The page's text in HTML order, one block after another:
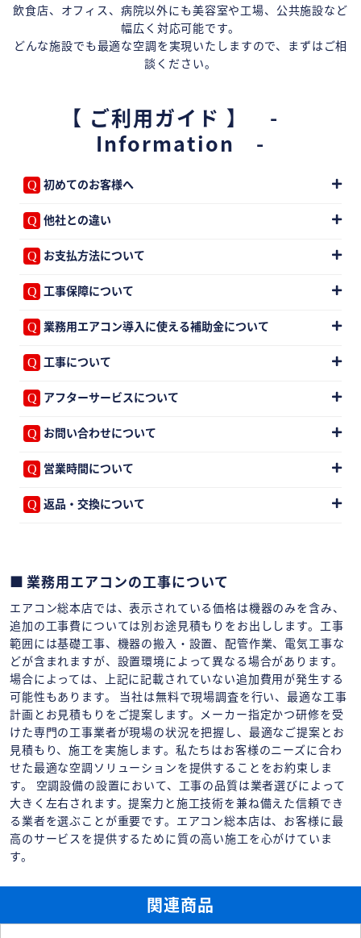
飲食店、オフィス、病院以外にも美容室や工場、公共施設など
幅広く対応可能です。
どんな施設でも最適な空調を実現いたしますので、まずはご相
談ください。
【 ご利用ガイド 】 -
Information -
初めてのお客様へ
他社との違い
お支払方法について
工事保障について
業務用エアコン導入に使える補助金について
工事について
アフターサービスについて
お問い合わせについて
営業時間について
返品・交換について
業務用エアコンの工事について
エアコン総本店では、表示されている価格は機器のみを含み、
追加の工事費については別お途見積もりをお出しします。工事
範囲には基礎工事、機器の搬入・設置、配管作業、電気工事な
どが含まれますが、設置環境によって異なる場合があります。
場合によっては、上記に記載されていない追加費用が発生する
可能性もあります。 当社は無料で現場調査を行い、最適な工事
計画とお見積もりをご提案します。メーカー指定かつ研修を受
けた専門の工事業者が現場の状況を把握し、最適なご提案とお
見積もり、施工を実施します。私たちはお客様のニーズに合わ
せた最適な空調ソリューションを提供することをお約束しま
す。 空調設備の設置において、工事の品質は業者選びによって
大きく左右されます。提案力と施工技術を兼ね備えた信頼でき
る業者を選ぶことが重要です。エアコン総本店は、お客様に最
高のサービスを提供するために質の高い施工を心がけていま
す。
関連商品